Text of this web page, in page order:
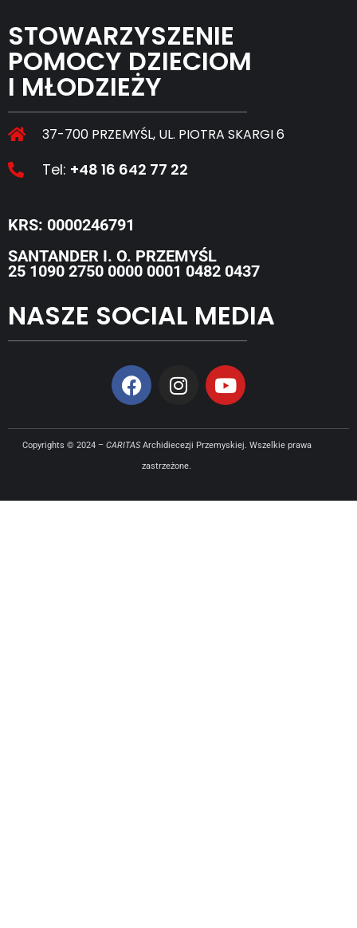
STOWARZYSZENIE
POMOCY DZIECIOM
I MŁODZIEŻY
37-700 PRZEMYŚL, UL. PIOTRA SKARGI 6
Tel: +48 16 642 77 22
KRS: 0000246791
SANTANDER I. O. PRZEMYŚL
25 1090 2750 0000 0001 0482 0437
NASZE SOCIAL MEDIA
Copyrights © 2024 – CARITASArchidiecezji Przemyskiej. Wszelkie prawa
zastrzeżone.